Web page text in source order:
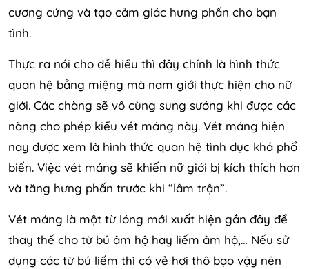
cương cứng và tạo cảm giác hưng phấn cho bạn
tình.
Thực ra nói cho dễ hiểu thì đây chính là hình thức
quan hệ bằng miệng mà nam giới thực hiện cho nữ
giới. Các chàng sẽ vô cùng sung sướng khi được các
nàng cho phép kiểu vét máng này. Vét máng hiện
nay được xem là hình thức quan hệ tình dục khá phổ
biến. Việc vét máng sẽ khiến nữ giới bị kích thích hơn
và tăng hưng phấn trước khi “lâm trận”.
Vét máng là một từ lóng mới xuất hiện gần đây để
thay thế cho từ bú âm hộ hay liếm âm hộ,… Nếu sử
dụng các từ bú liếm thì có vẻ hơi thô bạo vậy nên